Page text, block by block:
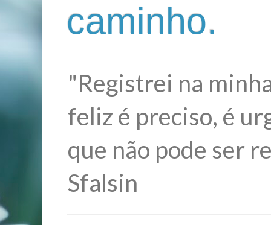
caminho.
"Registrei na
feliz é preciso, é
que não pode ser
Sfalsin